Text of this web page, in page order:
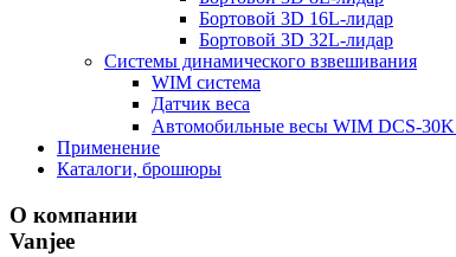
Бортовой 3D 16L-лидар
Бортовой 3D 32L-лидар
Системы динамического взвешивания
WIM система
Датчик веса
Автомобильные весы WIM DCS-30KⅡ
Применение
Каталоги, брошюры
О компании
Vanjee